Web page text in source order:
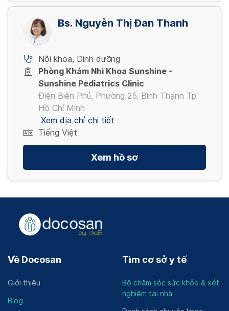
Bs. Nguyễn Thị Đan Thanh
Nội khoa, Dinh dưỡng
Phòng Khám Nhi Khoa Sunshine -
Sunshine Pediatrics Clinic
Điện Biên Phủ, Phường 25, Bình Thạnh Tp
Hồ Chí Minh
Xem địa chỉ chi tiết
Tiếng Việt
Xem hồ sơ
Về Docosan
Giới thiệu
Blog
Tìm cơ sở y tế
Bộ chăm sóc sức khỏe & xét
nghiệm tại nhà